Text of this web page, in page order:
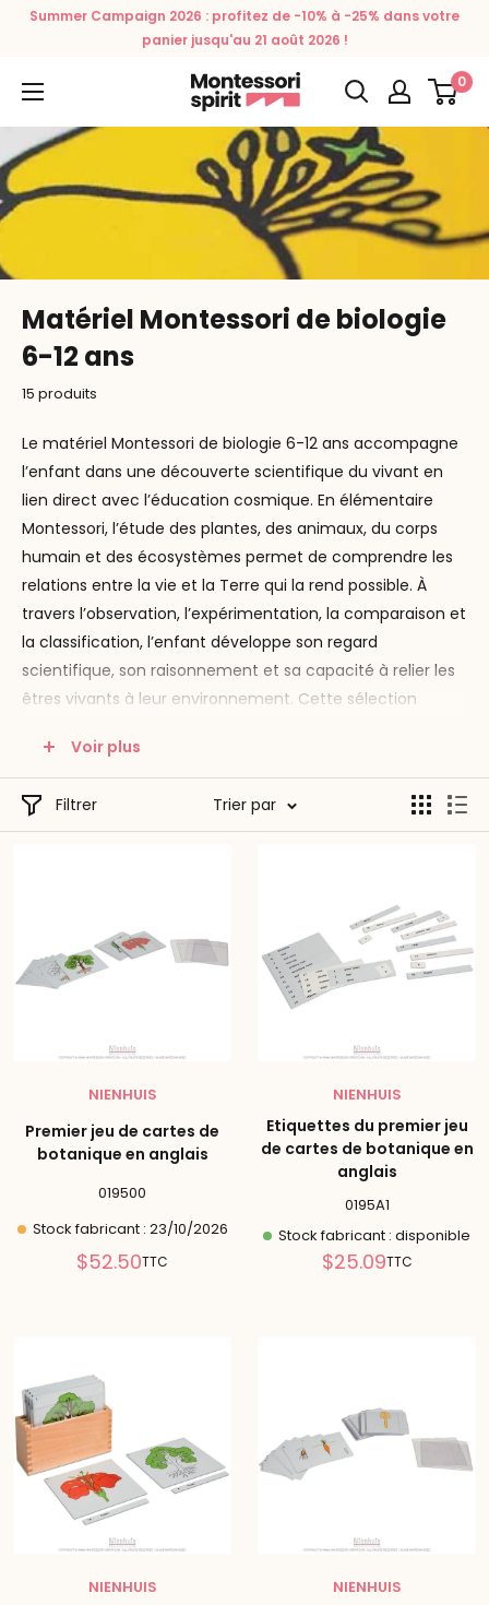
PasserSummer Campaign 2026 : profitez de -10% à -25% dans votre
panier jusqu'au 21 août 2026 !
Montessori
Spirit
0
Matériel Montessori de biologie
6-12 ans
15 produits
Le matériel Montessori de biologie 6-12 ans accompagne
l’enfant dans une découverte scientifique du vivant en
lien direct avec l’éducation cosmique. En élémentaire
Montessori, l’étude des plantes, des animaux, du corps
humain et des écosystèmes permet de comprendre les
relations entre la vie et la Terre qui la rend possible. À
travers l’observation, l’expérimentation, la comparaison et
la classification, l’enfant développe son regard
scientifique, son raisonnement et sa capacité à relier les
êtres vivants à leur environnement. Cette sélection
l’éducation et familles souhaitant proposer un
environnement structuré, concret et fidèle à la
pédagogie Montessori.
Voir plus
Filtrer Trier par
NIENHUIS
Premier jeu de cartes de
botanique en anglais
019500
Stock fabricant : 23/10/2026
Prix
$52.50TTC
NIENHUIS
Etiquettes du premier jeu
de cartes de botanique en
anglais
0195A1
Stock fabricant : disponible
Prix
$25.09TTC
NIENHUIS NIENHUIS